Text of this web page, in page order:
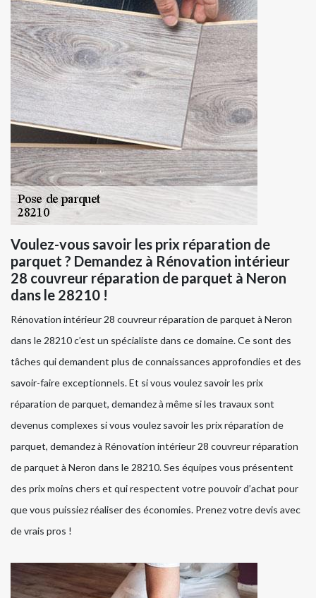
Voulez-vous savoir les prix réparation de
parquet ? Demandez à Rénovation intérieur
28 couvreur réparation de parquet à Neron
dans le 28210 !
Rénovation intérieur 28 couvreur réparation de parquet à Neron
dans le 28210 c’est un spécialiste dans ce domaine. Ce sont des
tâches qui demandent plus de connaissances approfondies et des
savoir-faire exceptionnels. Et si vous voulez savoir les prix
réparation de parquet, demandez à même si les travaux sont
devenus complexes si vous voulez savoir les prix réparation de
parquet, demandez à Rénovation intérieur 28 couvreur réparation
de parquet à Neron dans le 28210. Ses équipes vous présentent
des prix moins chers et qui respectent votre pouvoir d’achat pour
que vous puissiez réaliser des économies. Prenez votre devis avec
de vrais pros !